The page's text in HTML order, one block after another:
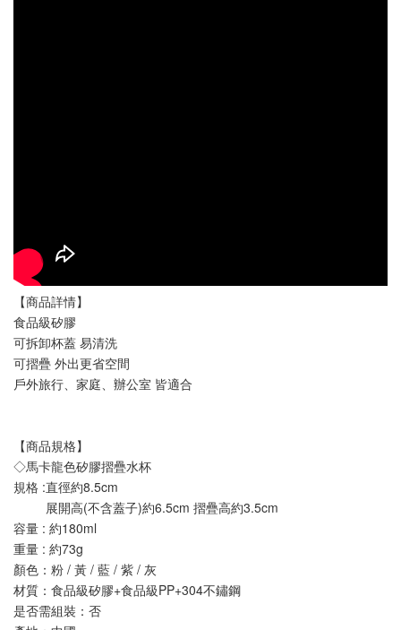
【商品詳情】
食品級矽膠
可拆卸杯蓋 易清洗
可摺疊 外出更省空間
戶外旅行、家庭、辦公室 皆適合
【商品規格】
◇馬卡龍色矽膠摺疊水杯
規格 :直徑約8.5cm
展開高(不含蓋子)約6.5cm 摺疊高約3.5cm
容量 : 約180ml
重量 : 約73g
顏色：粉 / 黃 / 藍 / 紫 / 灰
材質：食品級矽膠+食品級PP+304不鏽鋼
是否需組裝：否